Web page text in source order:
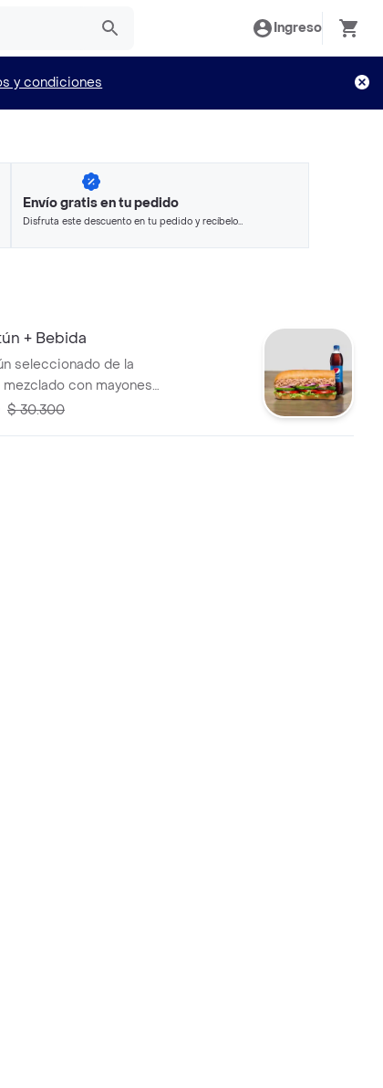
Ingreso
y condiciones
Envío gratis en tu pedido
Disfruta este descuento en tu pedido y recíbelo
+ Bebida
seleccionado de la
con mayonesa,
americano,
$ 30.300